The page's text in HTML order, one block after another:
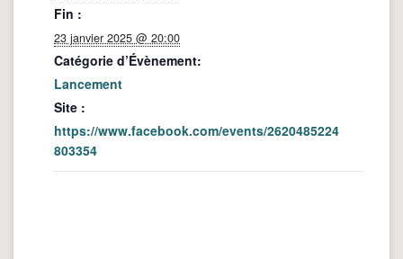
Fin :
23 janvier 2025 @ 20:00
Catégorie d’Évènement:
Lancement
Site :
https://www.facebook.com/events/2620485224
803354